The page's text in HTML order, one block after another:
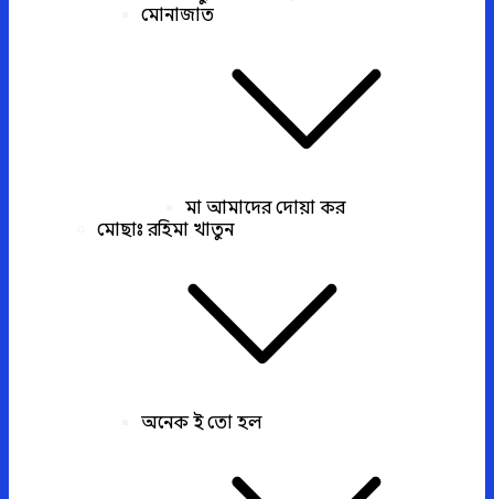
মোনাজাত
মা আমাদের দোয়া কর
মোছাঃ রহিমা খাতুন
অনেক ই তো হল